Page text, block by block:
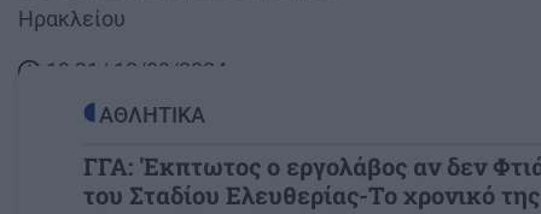
Ηρακλείου
19:31 | 12/09/2024
ΑΘΛΗΤΙΚΑ
ΓΓΑ: 'Εκπτωτος ο εργολάβος αν δεν
του Σταδίου Ελευθερίας-Το χρονικό